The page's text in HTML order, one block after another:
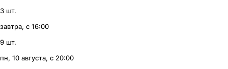
3 шт.
завтра, с 16:00
9 шт.
пн, 10 августа, с 20:00